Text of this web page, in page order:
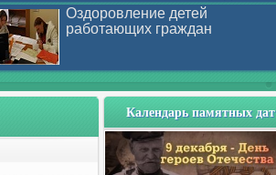
Оздоровление детей
работающих граждан
Календарь памятных дат